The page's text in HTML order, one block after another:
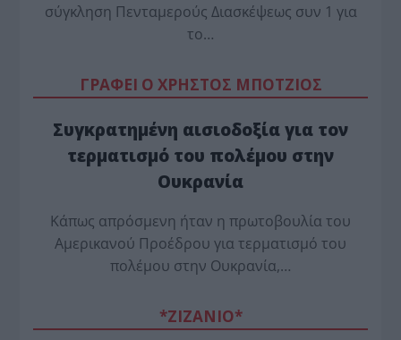
σύγκληση Πενταμερούς Διασκέψεως συν 1 για
το…
ΓΡΑΦΕΙ Ο ΧΡΗΣΤΟΣ ΜΠΟΤΖΙΟΣ
Συγκρατημένη αισιοδοξία για τον
τερματισμό του πολέμου στην
Ουκρανία
Κάπως απρόσμενη ήταν η πρωτοβουλία του
Αμερικανού Προέδρου για τερματισμό του
πολέμου στην Ουκρανία,…
*ZΙΖΑΝΙΟ*